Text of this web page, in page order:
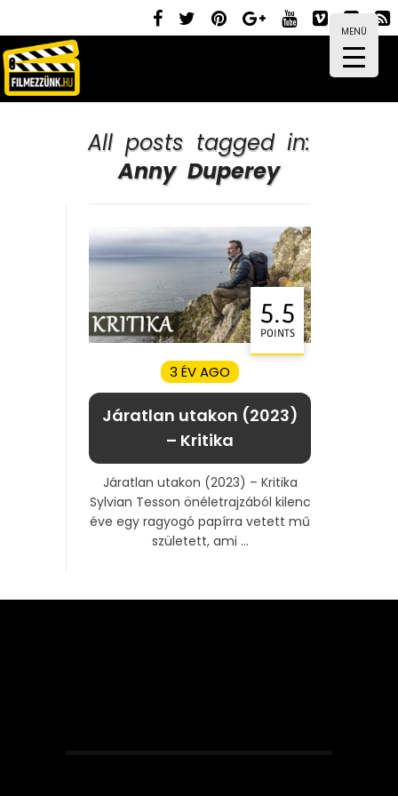
MENÜ
All posts tagged in:
Anny Duperey
5.5
POINTS
3 ÉV AGO
Járatlan utakon (2023)
– Kritika
Járatlan utakon (2023) – Kritika
Sylvian Tesson önéletrajzából kilenc
éve egy ragyogó papírra vetett mű
született, ami ...